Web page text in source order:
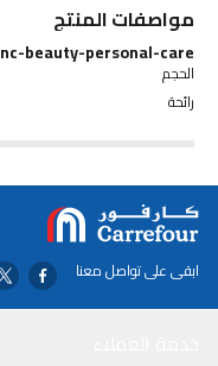
مواصفات المنتج
nc-beauty-personal-care
الحجم
رائحة
ابقى على تواصل معنا